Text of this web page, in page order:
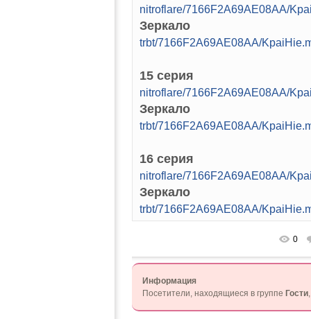
nitroflare/7166F2A69AE08AA/
Зеркало
trbt/7166F2A69AE08AA/
15 серия
nitroflare/7166F2A69AE08AA/
Зеркало
trbt/7166F2A69AE08AA/
16 серия
nitroflare/7166F2A69AE08AA/
Зеркало
trbt/7166F2A69AE08AA/
0
Информация
Посетители, находящиеся в группе Гости